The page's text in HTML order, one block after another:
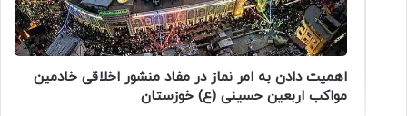
اهمیت دادن به امر نماز در مفاد منشور اخلاقی خادمین
مواکب اربعین حسینی (ع) خوزستان